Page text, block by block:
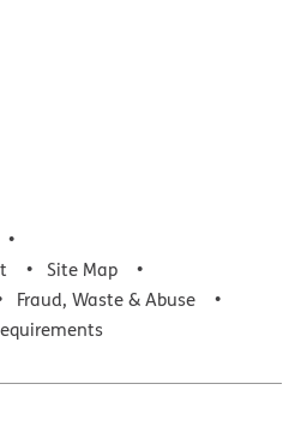
Site Map
Fraud, Waste & Abuse